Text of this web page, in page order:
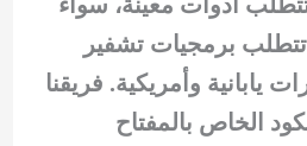
تتطلب برمجيات تشفير
يابانية وأمريكية. فريقنا
الخاص بالمفتاح